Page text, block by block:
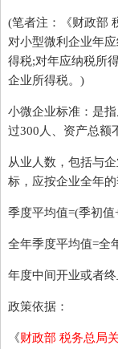
(笔者注：《财政部
对小型微利企业年
得税;对年应纳税所
企业所得税。)
小微企业标准：是
过300人、资产总额
从业人数，包括与
标，应按企业全年
季度平均值=(季初值
全年季度平均值=全
年度中间开业或者
政策依据：
《财政部 税务总局